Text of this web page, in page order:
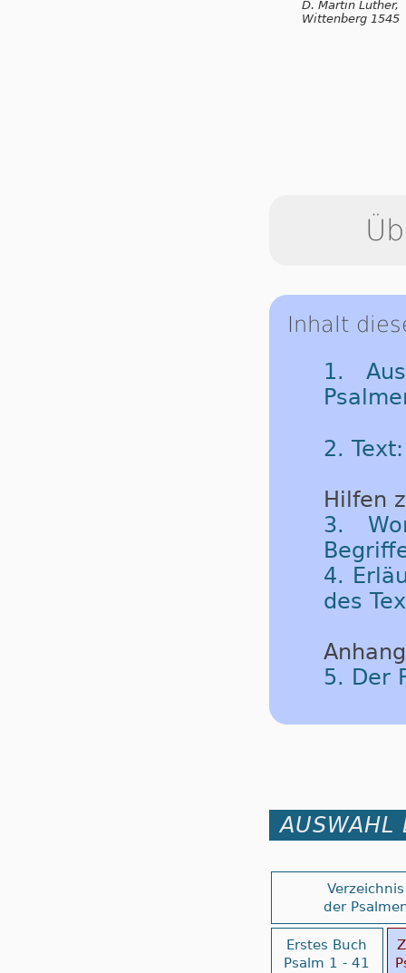
D. Martin Luther,
Wittenberg 1545
Inhalt
1.
2.
Hilfen
3.
4.
des
Anhang
5. Der
AUSWAHL
Verzeichnis
der
Erstes Buch
Psalm 1 - 41